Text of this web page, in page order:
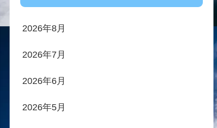
2026年8月
2026年7月
2026年6月
2026年5月